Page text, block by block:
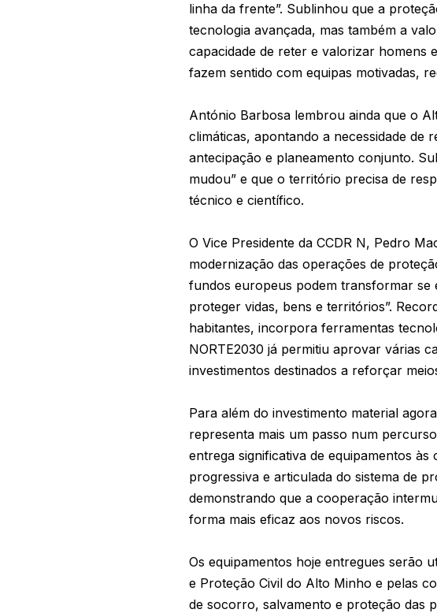
linha da frente”. Sublinhou que a
tecnologia avançada, mas também a
capacidade de reter e valorizar homens
fazem sentido com equipas motivadas,
António Barbosa lembrou ainda que o
climáticas, apontando a necessidade de
antecipação e planeamento conjunto.
mudou” e que o território precisa de
técnico e científico.
O Vice Presidente da CCDR N, Pedro
modernização das operações de
fundos europeus podem transformar se
proteger vidas, bens e territórios”.
habitantes, incorpora ferramentas
NORTE2030 já permitiu aprovar várias
investimentos destinados a reforçar
Para além do investimento material
representa mais um passo num
entrega significativa de equipamentos
progressiva e articulada do sistema de
demonstrando que a cooperação
forma mais eficaz aos novos riscos.
Os equipamentos hoje entregues serão
e Proteção Civil do Alto Minho e pelas
de socorro, salvamento e proteção das